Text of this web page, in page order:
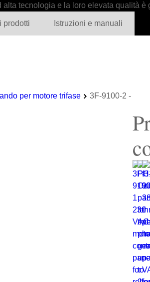
alta tecnologia e la loro elevata qualità
prodotti Istruzioni e manuali
per motore trifase 3F-9100-2 -